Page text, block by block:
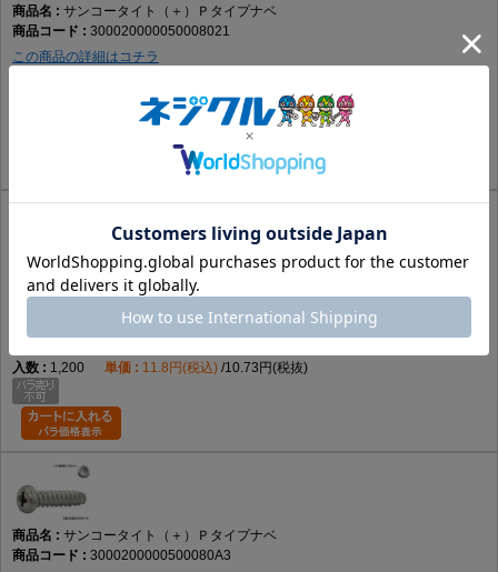
サンコータイト（＋）Ｐタイプナベ
300020000050008021
この商品の詳細はコチラ
8.95円(税込) 8.14円(税抜)
サンコータイト（＋）Ｐタイプナベ
300020000050008056
この商品の詳細はコチラ
1,200
11.8円(税込) 10.73円(税抜)
サンコータイト（＋）Ｐタイプナベ
3000200000500080A3